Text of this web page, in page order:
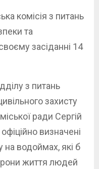
комісія з питань
та
засіданні 14
з питань
захисту
ради Сергій
визначені
на водоймах, які б
життя людей